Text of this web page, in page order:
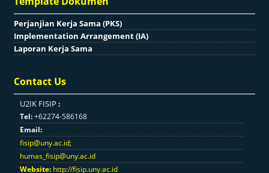
Perjanjian Kerja Sama (PKS)
Implementation Arrangement (IA)
Laporan Kerja Sama
Contact Us
U2IK FISIP :
Tel:+62274-586168
Email:
fisip@uny.ac.id;
humas_fisip@uny.ac.id
Website: http://fisip.uny.ac.id